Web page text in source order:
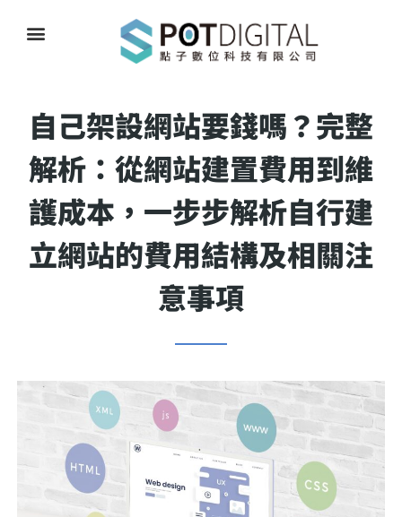
自己架設網站要錢嗎？完整
解析：從網站建置費用到維
護成本，一步步解析自行建
立網站的費用結構及相關注
意事項